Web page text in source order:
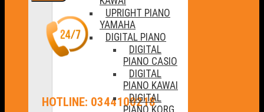
HOTLINE: 0344100218
UPRIGHT PIANO
YAMAHA
DIGITAL PIANO
DIGITAL
PIANO CASIO
DIGITAL
PIANO KAWAI
DIGITAL
PIANO KORG